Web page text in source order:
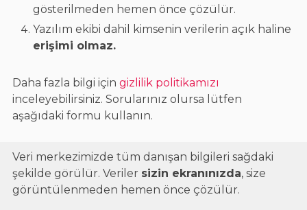
gösterilmeden hemen önce çözülür.
Yazılım ekibi dahil kimsenin verilerin açık haline
erişimi olmaz.
Daha fazla bilgi için gizlilik politikamızı
inceleyebilirsiniz. Sorularınız olursa lütfen
aşağıdaki formu kullanın.
Veri merkezimizde tüm danışan bilgileri sağdaki
şekilde görülür. Veriler sizin ekranınızda, size
görüntülenmeden hemen önce çözülür.